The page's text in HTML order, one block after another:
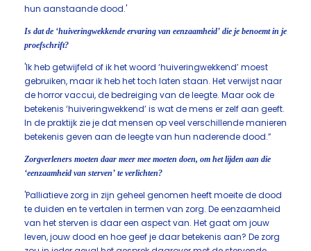
hun aanstaande dood.'
Is dat de ‘huiveringwekkende ervaring van eenzaamheid’ die je benoemt in je
proefschrift?
'Ik heb getwijfeld of ik het woord ‘huiveringwekkend’ moest
gebruiken, maar ik heb het toch laten staan. Het verwijst naar
de horror vaccui, de bedreiging van de leegte. Maar ook de
betekenis ‘huiveringwekkend’ is wat de mens er zelf aan geeft.
In de praktijk zie je dat mensen op veel verschillende manieren
betekenis geven aan de leegte van hun naderende dood.”
Zorgverleners moeten daar meer mee moeten doen, om het lijden aan die
‘eenzaamheid van sterven’ te verlichten?
'Palliatieve zorg in zijn geheel genomen heeft moeite de dood
te duiden en te vertalen in termen van zorg. De eenzaamheid
van het sterven is daar een aspect van. Het gaat om jouw
leven, jouw dood en hoe geef je daar betekenis aan? De zorg